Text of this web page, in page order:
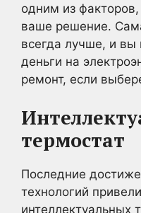
одним из
ваше решение.
всегда лучше, и
деньги на
ремонт, если
термостат
Последние
технологий
интеллектуальных